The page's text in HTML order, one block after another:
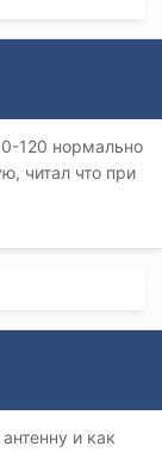
120 нормально
читал что при
и как